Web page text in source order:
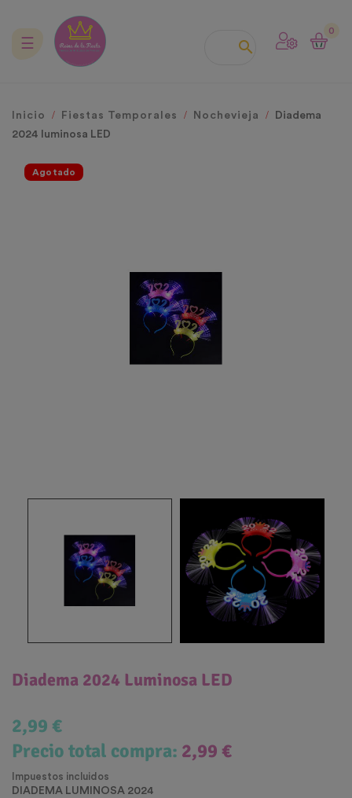

0
Navegación
☰
Inicio Fiestas Temporales Nochevieja
Diadema
2024 luminosa LED
Agotado
Diadema 2024 Luminosa LED
2,99 €
Precio total compra: 2,99 €
Impuestos incluidos
DIADEMA LUMINOSA 2024